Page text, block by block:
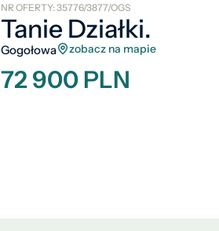
NR OFERTY: 35776/3877/OGS
Tanie Działki.
Gogołowa zobacz na mapie
72 900 PLN